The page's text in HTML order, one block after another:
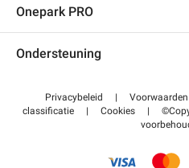
Onepark PRO
Word partner van Onepark
Ondersteuning
Helpcentrum
Betalen voor parkeren FLOW
Privacybeleid | Voorwaarden
classificatie
| Cookies |